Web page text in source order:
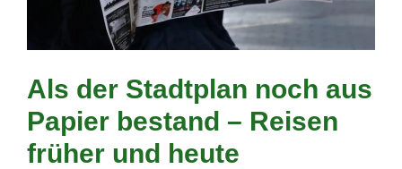
Als der Stadtplan noch aus
Papier bestand – Reisen
früher und heute